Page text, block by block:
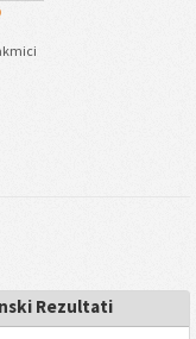
Rezultati